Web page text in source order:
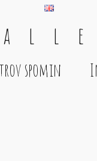
l l e
spomin